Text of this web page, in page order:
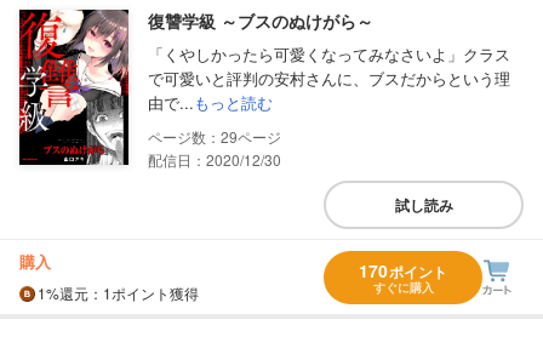
復讐学級 ～ブスのぬけがら～
「くやしかったら可愛くなってみなさいよ」クラス
で可愛いと評判の安村さんに、ブスだからという理
由で...もっと読む
29
配信日：2020/12/30
試し読み
購入
1%還元 ：1ポイント獲得
170ポイント
すぐに購入